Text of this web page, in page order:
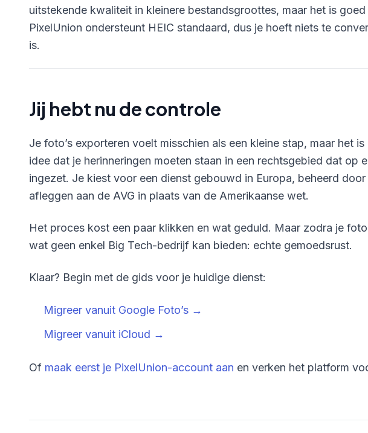
uitstekende kwaliteit in kleinere bestandsgroottes, maar het is
PixelUnion ondersteunt HEIC standaard, dus je hoeft niets te
is.
Jij hebt nu de controle
Je foto’s exporteren voelt misschien als een kleine stap, maar het
idee dat je herinneringen moeten staan in een rechtsgebied dat op
ingezet. Je kiest voor een dienst gebouwd in Europa, beheerd
afleggen aan de AVG in plaats van de Amerikaanse wet.
Het proces kost een paar klikken en wat geduld. Maar zodra je
wat geen enkel Big Tech-bedrijf kan bieden: echte gemoedsrust.
Klaar? Begin met de gids voor je huidige dienst:
Migreer vanuit Google Foto’s →
Migreer vanuit iCloud →
Of maak eerst je PixelUnion-account aan en verken het platform